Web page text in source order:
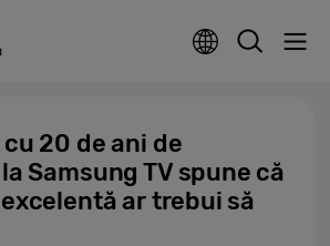
20 de ani de
Samsung TV spune că
ar trebui să